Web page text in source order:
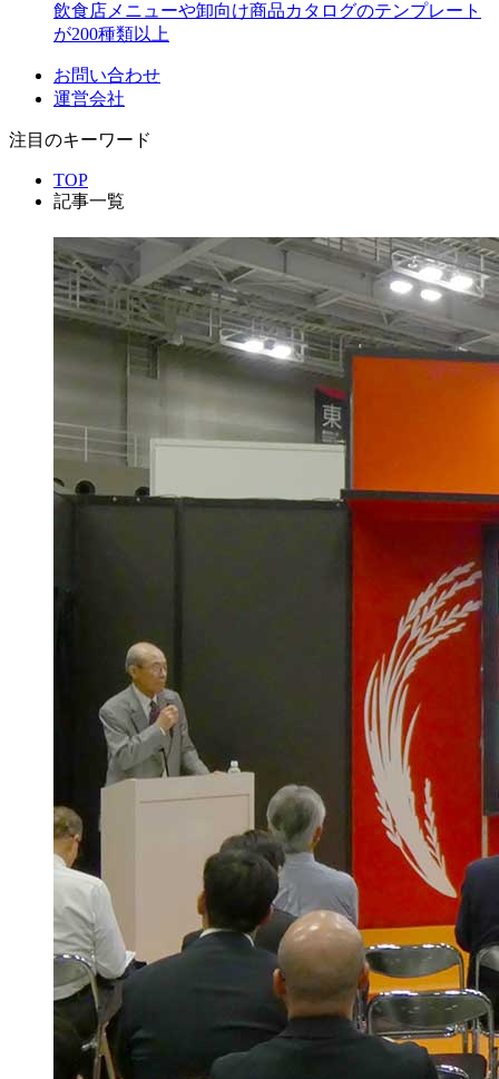
飲食店メニューや卸向け商品カタログのテンプレート
が200種類以上
お問い合わせ
運営会社
注目のキーワード
TOP
記事一覧